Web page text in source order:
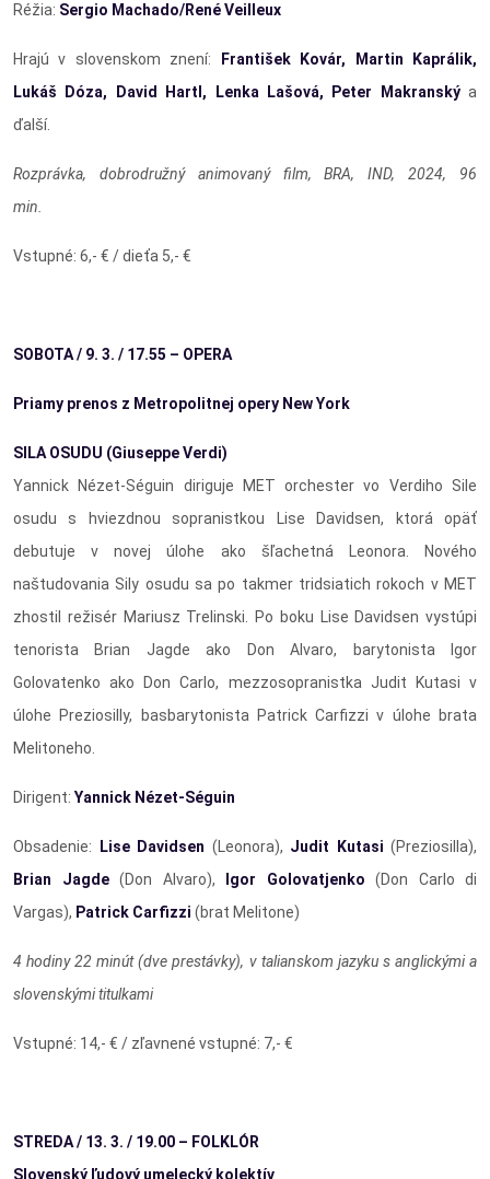
Réžia: Sergio Machado/René Veilleux
Hrajú v slovenskom znení: František Kovár, Martin Kaprálik,
Lukáš Dóza, David Hartl, Lenka Lašová, Peter Makranský a
ďalší.
Rozprávka, dobrodružný animovaný film, BRA, IND, 2024, 96
min.
Vstupné: 6,- € / dieťa 5,- €
SOBOTA / 9. 3. / 17.55 – OPERA
Priamy prenos z Metropolitnej opery New York
SILA OSUDU (Giuseppe Verdi)
Yannick Nézet-Séguin diriguje MET orchester vo Verdiho Sile
osudu s hviezdnou sopranistkou Lise Davidsen, ktorá opäť
debutuje v novej úlohe ako šľachetná Leonora. Nového
naštudovania Sily osudu sa po takmer tridsiatich rokoch v MET
zhostil režisér Mariusz Trelinski. Po boku Lise Davidsen vystúpi
tenorista Brian Jagde ako Don Alvaro, barytonista Igor
Golovatenko ako Don Carlo, mezzosopranistka Judit Kutasi v
úlohe Preziosilly, basbarytonista Patrick Carfizzi v úlohe brata
Melitoneho.
Dirigent: Yannick Nézet-Séguin
Obsadenie: Lise Davidsen (Leonora), Judit Kutasi (Preziosilla),
Brian Jagde (Don Alvaro), Igor Golovatjenko (Don Carlo di
Vargas), Patrick Carfizzi (brat Melitone)
4 hodiny 22 minút (dve prestávky), v talianskom jazyku s anglickými a
slovenskými titulkami
Vstupné: 14,- € / zľavnené vstupné: 7,- €
STREDA / 13. 3. / 19.00 – FOLKLÓR
Slovenský ľudový umelecký kolektív